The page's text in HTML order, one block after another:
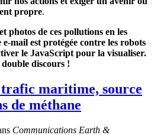
propre.
photos de ces pollutions en les
e-mail est protégée contre les robots
le JavaScript pour la visualiser.
discours !
trafic maritime, source
de méthane
Communications Earth &